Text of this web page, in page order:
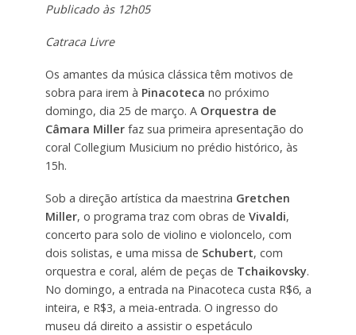
Publicado às 12h05
Catraca Livre
Os amantes da música clássica têm motivos de
sobra para irem à Pinacoteca no próximo
domingo, dia 25 de março. A Orquestra de
Câmara Millerfaz sua primeira apresentação do
coral Collegium Musicium no prédio histórico, às
15h.
Sob a direção artística da maestrina Gretchen
Miller, o programa traz com obras de Vivaldi,
concerto para solo de violino e violoncelo, com
dois solistas, e uma missa de Schubert, com
orquestra e coral, além de peças de Tchaikovsky.
No domingo, a entrada na Pinacoteca custa R$6, a
inteira, e R$3, a meia-entrada. O ingresso do
museu dá direito a assistir o espetáculo